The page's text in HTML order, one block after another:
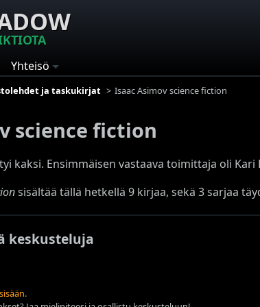
Yhteisö
ja taskukirjat Isaac Asimov science fiction
science fiction
kaksi. Ensimmäisen vastaava toimittaja oli Kari
sisältää tällä hetkellä 9 kirjaa, sekä 3 sarjaa
keskusteluja